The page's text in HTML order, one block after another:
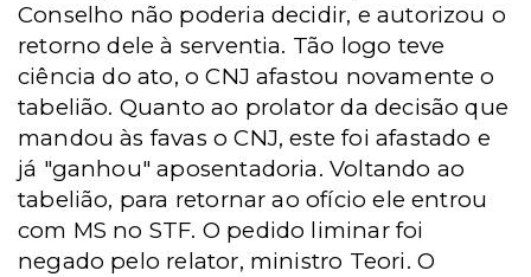
Conselho não poderia decidir, e autorizou o
retorno dele à serventia. Tão logo teve
ciência do ato, o CNJ afastou novamente o
tabelião. Quanto ao prolator da decisão que
mandou às favas o CNJ, este foi afastado e
já "ganhou" aposentadoria. Voltando ao
tabelião, para retornar ao ofício ele entrou
com MS no STF. O pedido liminar foi
negado pelo relator, ministro Teori. O